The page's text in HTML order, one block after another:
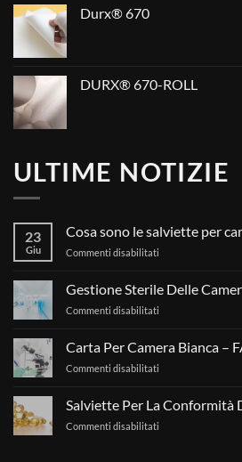
Durx® 670
DURX® 670-ROLL
ULTIME NOTIZIE
23
Giu
Cosa sono le salviette per
Commenti disabilitati
le
camera
Gestione Sterile Delle
Commenti disabilitati
Delle
Carta Per Camera Bianca –
Commenti disabilitati
Camera
Salviette Per La
Commenti disabilitati